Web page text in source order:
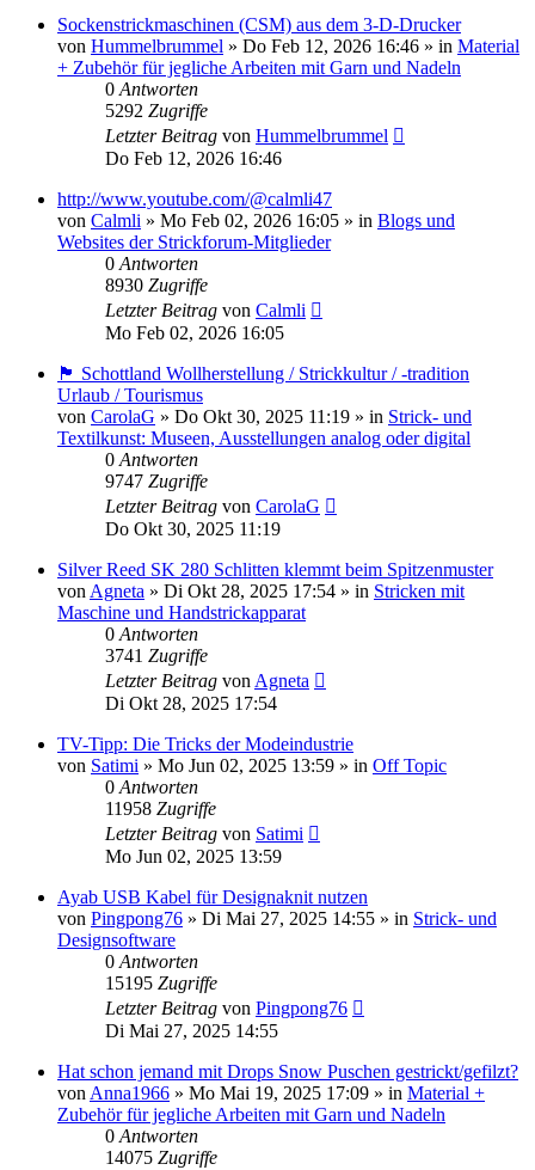
Sockenstrickmaschinen (CSM) aus dem 3-D-Drucker
von Hummelbrummel » Do Feb 12, 2026 16:46 » in Material
+ Zubehör für jegliche Arbeiten mit Garn und Nadeln
0 Antworten
5292 Zugriffe
Letzter Beitrag von Hummelbrummel
Do Feb 12, 2026 16:46
http://www.youtube.com/@calmli47
von Calmli » Mo Feb 02, 2026 16:05 » in Blogs und
Websites der Strickforum-Mitglieder
0 Antworten
8930 Zugriffe
Letzter Beitrag von Calmli
Mo Feb 02, 2026 16:05
🏴󠁧󠁢󠁳󠁣󠁴󠁿 Schottland Wollherstellung / Strickkultur / -tradition
Urlaub / Tourismus
von CarolaG » Do Okt 30, 2025 11:19 » in Strick- und
Textilkunst: Museen, Ausstellungen analog oder digital
0 Antworten
9747 Zugriffe
Letzter Beitrag von CarolaG
Do Okt 30, 2025 11:19
Silver Reed SK 280 Schlitten klemmt beim Spitzenmuster
von Agneta » Di Okt 28, 2025 17:54 » in Stricken mit
Maschine und Handstrickapparat
0 Antworten
3741 Zugriffe
Letzter Beitrag von Agneta
Di Okt 28, 2025 17:54
TV-Tipp: Die Tricks der Modeindustrie
von Satimi » Mo Jun 02, 2025 13:59 » in Off Topic
0 Antworten
11958 Zugriffe
Letzter Beitrag von Satimi
Mo Jun 02, 2025 13:59
Ayab USB Kabel für Designaknit nutzen
von Pingpong76 » Di Mai 27, 2025 14:55 » in Strick- und
Designsoftware
0 Antworten
15195 Zugriffe
Letzter Beitrag von Pingpong76
Di Mai 27, 2025 14:55
Hat schon jemand mit Drops Snow Puschen gestrickt/gefilzt?
von Anna1966 » Mo Mai 19, 2025 17:09 » in Material +
Zubehör für jegliche Arbeiten mit Garn und Nadeln
0 Antworten
14075 Zugriffe